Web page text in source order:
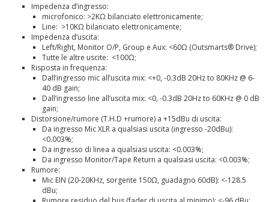
Impedenza d’ingresso:
microfonico: >2KΩ bilanciato elettronicamente;
Line: >10KΩ bilanciato elettronicamente;
Impedenza d’uscita:
Left/Right, Monitor O/P, Group e Aux: <60Ω (Outsmarts® Drive);
Tutte le altre uscite: <100Ω;
Risposta in frequenza:
Dall’ingresso mic all’uscita mix: <+0, -0.3dB 20Hz to 80KHz @ 6-
40 dB gain;
Dall’ingresso line all’uscita mix: <0, -0.3dB 20Hz to 60KHz @ 0 dB
gain;
Distorsione/rumore (T.H.D +rumore) a +15dBu di uscita:
Da ingresso Mic XLR a qualsiasi uscita (ingresso -20dBu):
<0.003%;
Da ingresso di linea a qualsiasi uscita: <0.003%;
Da ingresso Monitor/Tape Return a qualsiasi uscita: <0.003%;
Rumore:
Mic EIN (20-20KHz, sorgente 150Ω, guadagno 60dB): <-128.5
dBu;